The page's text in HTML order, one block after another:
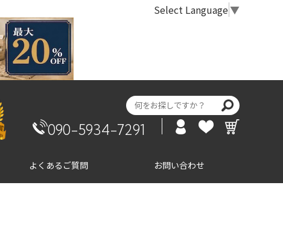
Select Language▼
090-5934-7291
よくあるご質問 お問い合わせ